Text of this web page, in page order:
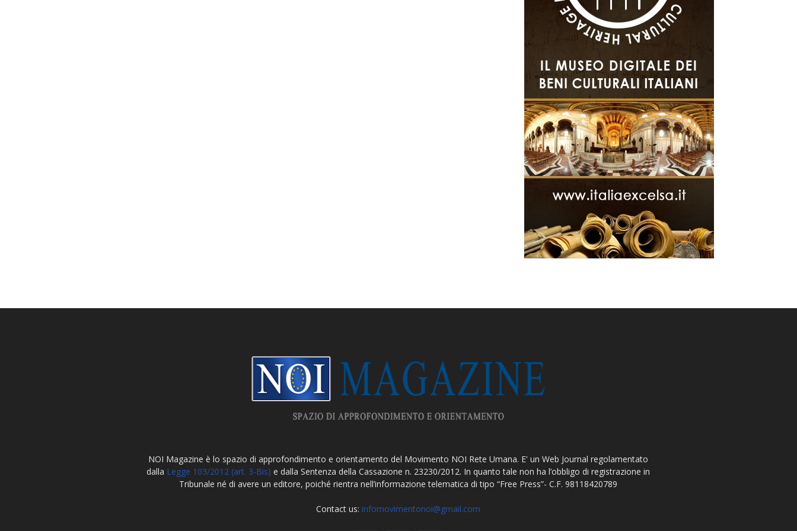
NOI Magazine è lo spazio di approfondimento e orientamento del Movimento NOI Rete Umana. E' un Web Journal regolamentato
dalla Legge 103/2012 (art. 3-Bis) e dalla Sentenza della Cassazione n. 23230/2012. In quanto tale non ha l’obbligo di registrazione in
Tribunale né di avere un editore, poiché rientra nell’informazione telematica di tipo “Free Press”- C.F. 98118420789
Contact us: infomovimentonoi@gmail.com